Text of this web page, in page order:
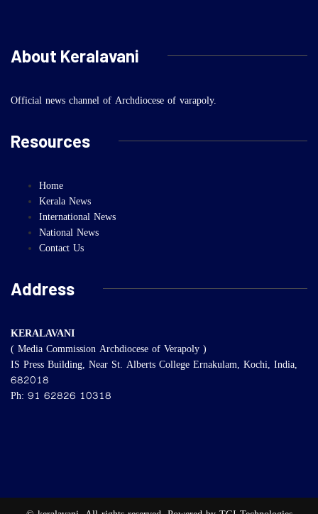
About Keralavani
Official news channel of Archdiocese of varapoly.
Resources
Home
Kerala News
International News
National News
Contact Us
Address
KERALAVANI
( Media Commission Archdiocese of Verapoly )
IS Press Building, Near St. Alberts College Ernakulam, Kochi, India,
682018
Ph: 91 62826 10318